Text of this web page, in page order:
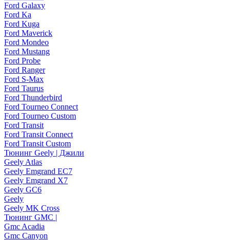
Ford Galaxy
Ford Ka
Ford Kuga
Ford Maverick
Ford Mondeo
Ford Mustang
Ford Probe
Ford Ranger
Ford S-Max
Ford Taurus
Ford Thunderbird
Ford Tourneo Connect
Ford Tourneo Custom
Ford Transit
Ford Transit Connect
Ford Transit Custom
Тюнинг Geely | Джили
Geely Atlas
Geely Emgrand EC7
Geely Emgrand X7
Geely GC6
Geely
Geely MK Cross
Тюнинг GMC |
Gmc Acadia
Gmc Canyon